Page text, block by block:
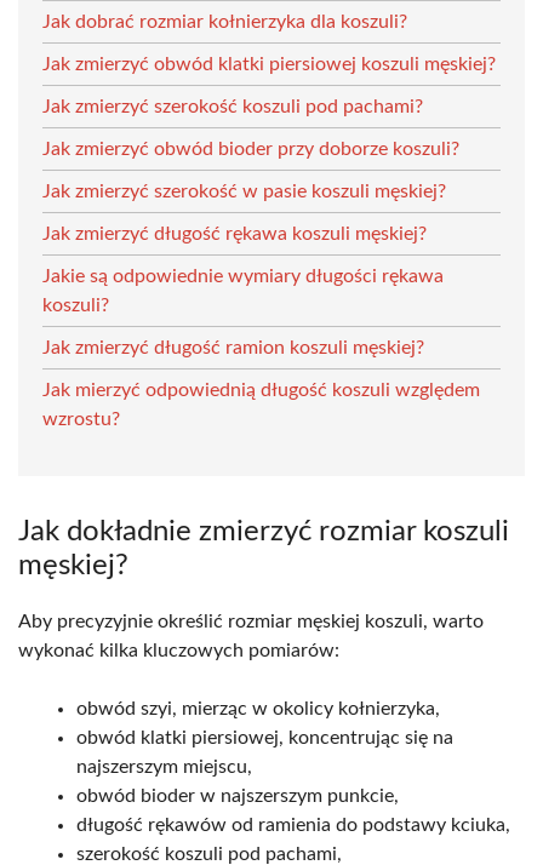
Jak dobrać rozmiar kołnierzyka dla koszuli?
Jak zmierzyć obwód klatki piersiowej koszuli męskiej?
Jak zmierzyć szerokość koszuli pod pachami?
Jak zmierzyć obwód bioder przy doborze koszuli?
Jak zmierzyć szerokość w pasie koszuli męskiej?
Jak zmierzyć długość rękawa koszuli męskiej?
Jakie są odpowiednie wymiary długości rękawa
koszuli?
Jak zmierzyć długość ramion koszuli męskiej?
Jak mierzyć odpowiednią długość koszuli względem
wzrostu?
Jak dokładnie zmierzyć rozmiar koszuli
męskiej?
Aby precyzyjnie określić rozmiar męskiej koszuli, warto
wykonać kilka kluczowych pomiarów:
obwód szyi, mierząc w okolicy kołnierzyka,
obwód klatki piersiowej, koncentrując się na
najszerszym miejscu,
obwód bioder w najszerszym punkcie,
długość rękawów od ramienia do podstawy kciuka,
szerokość koszuli pod pachami,